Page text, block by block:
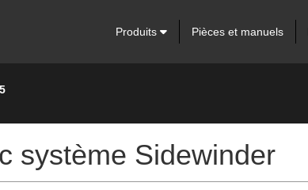
Produits Pièces et manuels
système Sidewinder